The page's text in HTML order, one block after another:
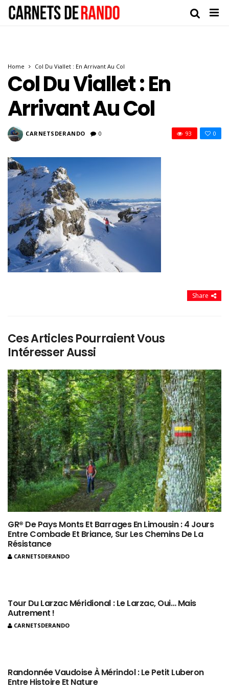
Home Col Du Viallet : En Arrivant Au Col
Col Du Viallet : En
Arrivant Au Col
CARNETSDERANDO 0 0
93
Share
Ces Articles Pourraient Vous
Intéresser Aussi
GR® De Pays Monts Et Barrages En Limousin : 4 Jours
Entre Combade Et Briance, Sur Les Chemins De La
Résistance
CARNETSDERANDO
Tour Du Larzac Méridional : Le Larzac, Oui… Mais
Autrement !
CARNETSDERANDO
Randonnée Vaudoise À Mérindol : Le Petit Luberon
Entre Histoire Et Nature